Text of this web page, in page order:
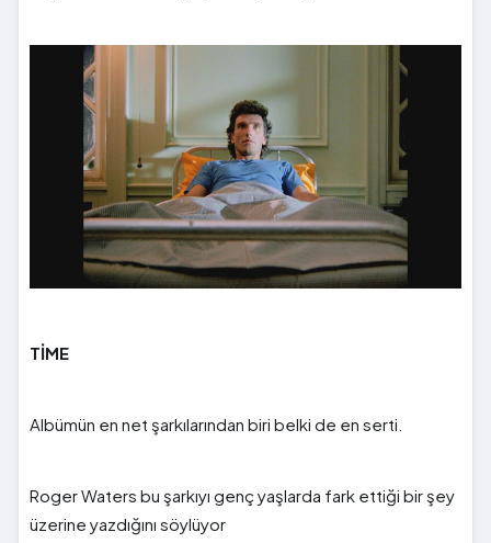
TİME
Albümün en net şarkılarından biri belki de en serti.
Roger Waters bu şarkıyı genç yaşlarda fark ettiği bir şey
üzerine yazdığını söylüyor